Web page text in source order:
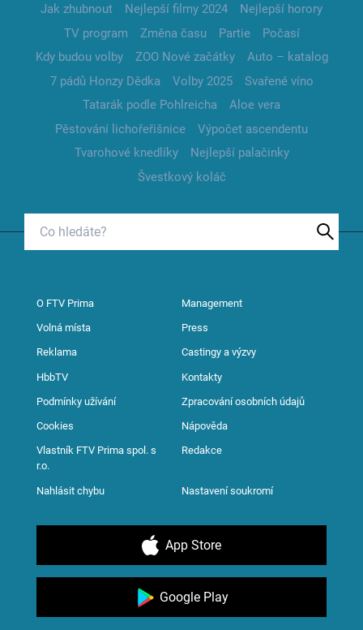
Jak zhubnout Nejlepší filmy 2024
Nejlepší horory
TV program
Změna času Partie
Počasí
Kdy budou volby
ZOO Nové začátky
Auto – katalog
7 pádů Honzy Dědka
Volby 2025
Svařené víno
Tatarák podle Pohlreicha
Aloe vera
Pěstování lichořeřišnice
Výpočet ascendentu
Tvarohové knedlíky
Nejlepší palačinky
Švestkový koláč
O FTV Prima Management
Volná místa Press
Reklama Castingy a výzvy
HbbTV Kontakty
Podmínky užívání Zpracování osobních údajů
Cookies Nápověda
Vlastník FTV Prima spol. s
r.o.
Redakce
Nahlásit chybu Nastavení soukromí
App Store
Google Play